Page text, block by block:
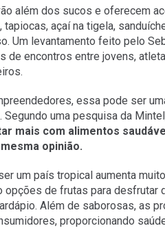
além dos sucos e oferecem
tapiocas, açaí na tigela,
Um levantamento feito pelo
de encontros entre jovens,
essa pode ser
Segundo uma pesquisa da
mais com alimentos
opinião.
um país tropical aumenta
opções de frutas para desfrutar
Além de saborosas, as
proporcionando